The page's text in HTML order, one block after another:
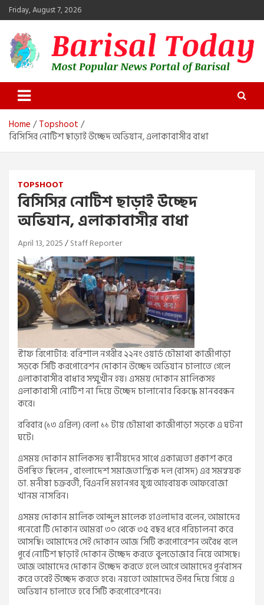
Skip
to
content
Friday, August 7, 2026
Barisal Today
The Most Popular News Portal in Barisal
Home
Topshoot
বিসিসির নোটিশ ছাড়াই উচ্ছেদ অভিযান, এলাকাবাসীর বাধা
TOPSHOOT
বিসিসির নোটিশ ছাড়াই উচ্ছেদ
অভিযান, এলাকাবাসীর বাধা
April 13, 2025 Staff Reporter
স্টাফ রিপোর্টার: বরিশাল নগরীর ২২নং ওয়ার্ড চৌমাথা কাজীপাড়া
সড়কে সিটি করপোরেশন দোকান উচ্ছেদ অভিযান চালাতে গেলে
এলাকাবাসীর বাধার সম্মুখীন হয়। এসময় দোকান মালিকসহ
এলাকাবাসী নোটিশ না দিয়ে উচ্ছেদ চালানোর বিরুদ্ধে মানববন্ধন
করে।
রবিবার (১৩ এপ্রিল) বেলা ১১ টায় চৌমাথা কাজীপাড়া সড়কে এ ঘটনা
ঘটে।
এসময় দোকান মালিকসহ স্থানীয়দের সাথে একাত্মতা প্রকাশ করে
উপস্থিত ছিলেন , বাংলাদেশ সমাজতান্ত্রিক দল (বাসদ) এর সমন্বয়ক
ডা. মনীষা চক্রবর্তী, বিএনপি মহানগর যুগ্ম আহবায়ক আফরোজা
খানম নাসরিন।
এসময় দোকান মালিক আব্দুল মালেক হাওলাদার বলেন, আমাদের
পনেরো টি দোকান আমরা ৩০ থেকে ৩৫ বছর ধরে পরিচালনা করে
আসছি। আমাদের সেই দোকান আজ সিটি করপোরেশন অবৈধ বলে
পূর্বে নোটিশ ছাড়াই দোকান উচ্ছেদ করতে বুলডোজার নিয়ে আসছে।
আজ আমাদের দোকান উচ্ছেদ করতে হলে আগে আমাদের পূর্নবাসন
করে তবেই উচ্ছেদ করতে হবে। নয়তো আমাদের উপর দিয়ে গিয়ে এ
অভিযান চালাতে হবে সিটি করপোরেশনের।